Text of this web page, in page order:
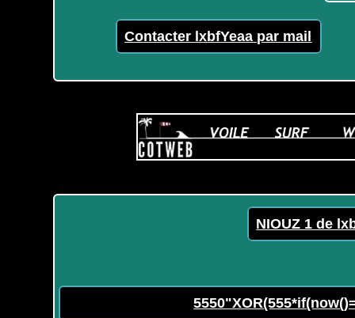
Contacter lxbfYeaa par mail
NIOUZ 1 de